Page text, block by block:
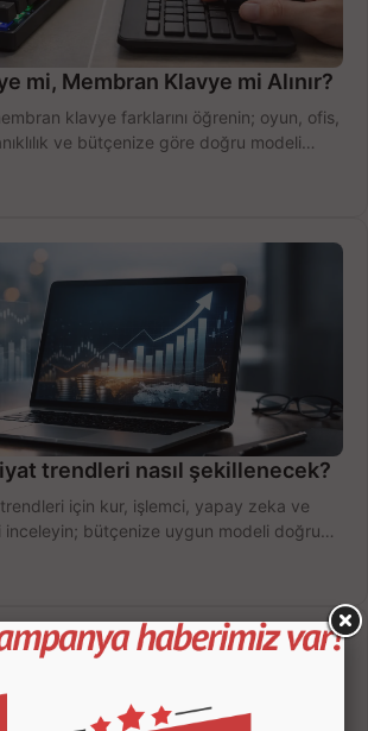
mi, Membran Klavye mi Alınır?
klavye farklarını öğrenin; oyun, ofis,
ve bütçenize göre doğru modeli
trendleri nasıl şekillenecek?
için kur, işlemci, yapay zeka ve
inceleyin; bütçenize uygun modeli doğru